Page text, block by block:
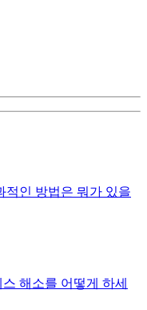
적인 방법은 뭐가 있을
해소를 어떻게 하세